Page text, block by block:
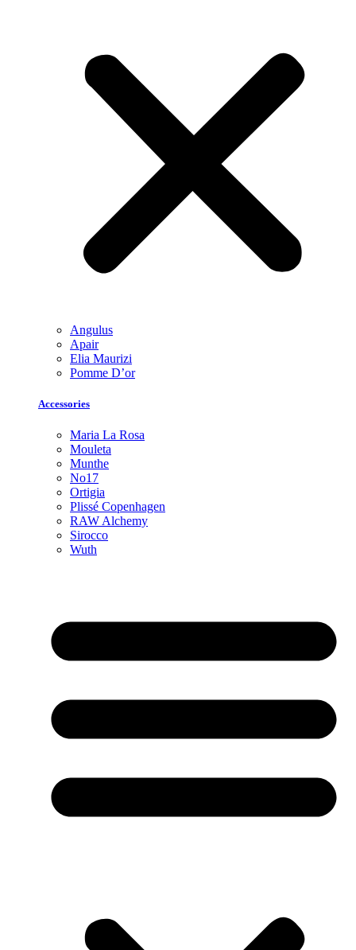
Angulus
Apair
Elia Maurizi
Pomme D’or
Accessories
Maria La Rosa
Mouleta
Munthe
No17
Ortigia
Plissé Copenhagen
RAW Alchemy
Sirocco
Wuth